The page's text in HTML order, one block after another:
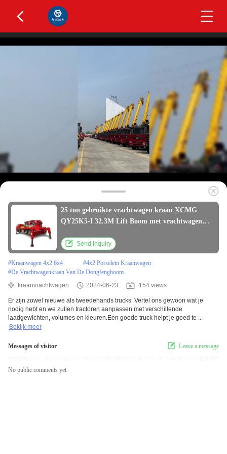
25 ton gebruikte vrachtwagen kraan XCMG
QY25K5-I 32.3M Lift Boom met vrachtwagen
Send Inquiry
#Kraanwagen 4x2 6x4 #4x2 Porselein Kraanwagen
#De Vrachtwagenkraan Van De Dongfengboom
kraanvrachtwagen
2024-06-23 154 views
Er zijn zowel nieuwe als tweedehands trucks. Vertel ons gewoon wat je
nodig hebt en we zullen tractoren aanpassen met verschillende
laadgewichten, volumes en kleuren.Een goede truck helpt je goed te ...
Bekijk meer
Messages of visitor Leave a message
No public comments yet